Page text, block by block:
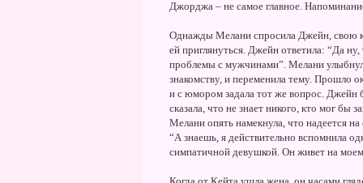
Джорджа – не самое главное.
Однажды Мелани спросила Джейн, свою
ей приглянуться. Джейн ответила: “Да
проблемы с мужчинами”. Мелани
знакомству, и переменила тему. Прошло
и с юмором задала тот же вопрос. Джейн
сказала, что не знает никого, кто мог бы
Мелани опять намекнула, что надеется
“А знаешь, я действительно вспомнила
симпатичной девушкой. Он живет на